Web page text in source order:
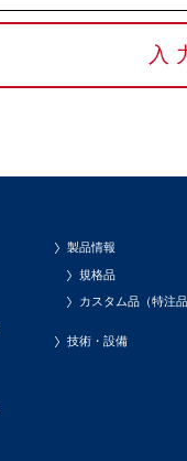
製品情報
規格品
カスタム品（特注
技術・設備